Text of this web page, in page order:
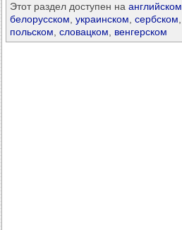
Этот раздел доступен на английском
белорусском украинском сербском
польском словацком венгерском